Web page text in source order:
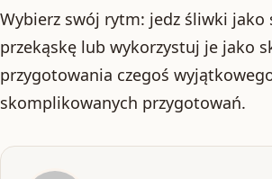
Wybierz swój rytm: jedz śliwki jako
przekąskę lub wykorzystuj je jako
przygotowania czegoś
skomplikowanych przygotowań.